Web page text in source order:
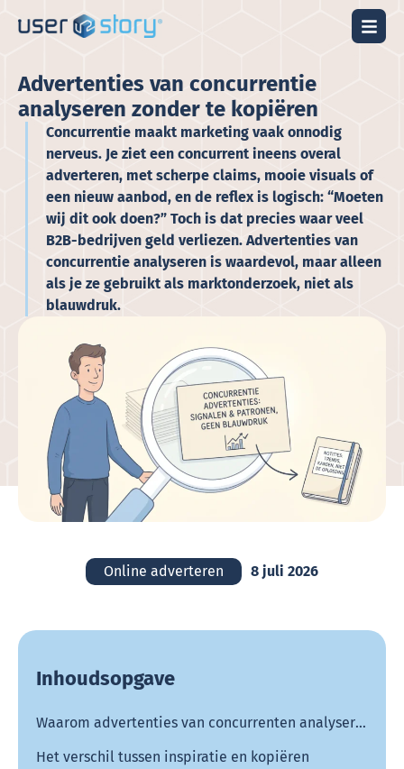
Advertenties van concurrentie
analyseren zonder te kopiëren
Concurrentie maakt marketing vaak onnodig
nerveus. Je ziet een concurrent ineens overal
adverteren, met scherpe claims, mooie visuals of
een nieuw aanbod, en de reflex is logisch: “Moeten
wij dit ook doen?” Toch is dat precies waar veel
B2B-bedrijven geld verliezen. Advertenties van
concurrentie analyseren is waardevol, maar alleen
als je ze gebruikt als marktonderzoek, niet als
blauwdruk.
Online adverteren 8 juli 2026
Inhoudsopgave
Waarom advertenties van concurrenten analyseren?
Het verschil tussen inspiratie en kopiëren